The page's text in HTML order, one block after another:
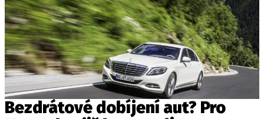
Bezdrátové dobíjení aut? Pro